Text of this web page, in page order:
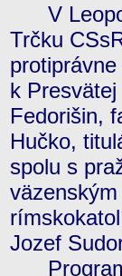
V
Trčku
k
Fedorišin,
Hučko,
spolu s
Jozef
Program